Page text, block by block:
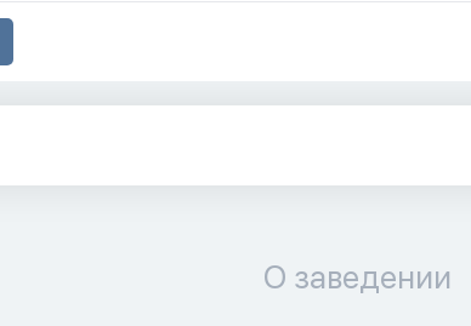
О заведении